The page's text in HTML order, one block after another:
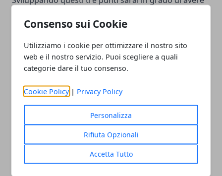
Consenso sui Cookie
Utilizziamo i cookie per ottimizzare il nostro sito
web e il nostro servizio. Puoi scegliere a quali
categorie dare il tuo consenso.
Cookie Policy | Privacy Policy
Personalizza
Rifiuta Opzionali
Accetta Tutto
Valvole termostatiche:
come funzionano e quanto
si risparmia
Come vengono costruite le